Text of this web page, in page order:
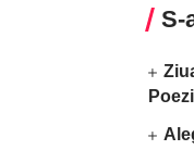
S-